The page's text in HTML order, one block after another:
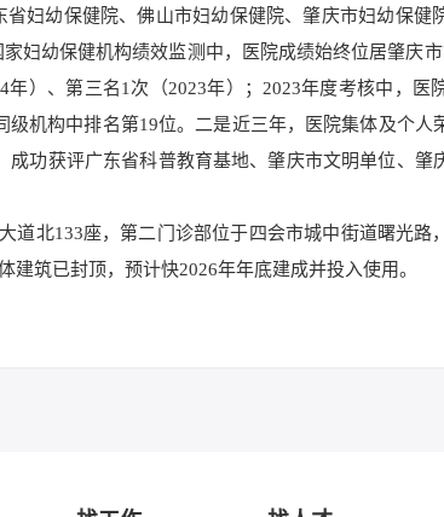
妇幼保健院、佛山市妇幼保健院、肇庆市妇幼保健
妇幼保健机构绩效监测中，医院成绩始终位居肇庆
年）、第三名1次（2023年）；2023年度考核中，医
级机构中排名第19位。二是近三年，医院集体及个人
成功获评广东省科普教育基地、肇庆市文明单位、肇
道北133座，第二门诊部位于四会市城中街道曙光路
筑已封顶，预计快2026年年底建成并投入使用。